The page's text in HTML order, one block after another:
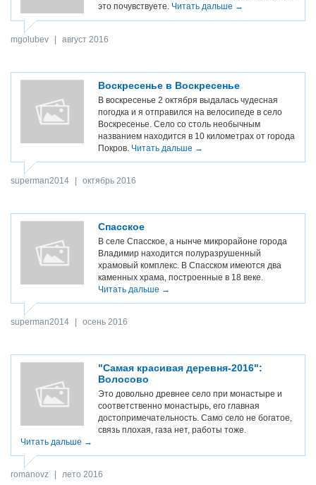
это почувствуете. Читать дальше →
mgolubev август 2016
Воскресенье в Воскресенье
В воскресенье 2 октября выдалась чудесная
погодка и я отправился на велосипеде в село
Воскресенье. Село со столь необычным
названием находится в 10 километрах от города
Покров. Читать дальше →
superman2014 октябрь 2016
Спасское
В селе Спасское, а нынче микрорайоне города
Владимир находится полуразрушенный
храмовый комплекс. В Спасском имеются два
каменных храма, построенные в 18 веке.
Читать дальше →
superman2014 осень 2016
"Самая красивая деревня-2016":
Волосово
Это довольно древнее село при монастыре и
соответственно монастырь, его главная
достопримечательность. Само село не богатое,
связь плохая, газа нет, работы тоже.
Читать дальше →
romanovz лето 2016